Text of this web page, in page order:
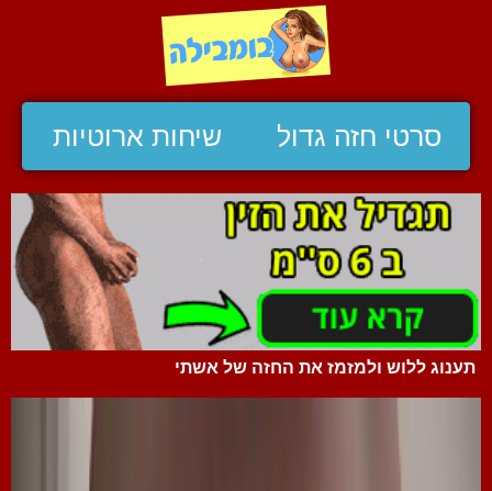
סרטי חזה גדול שיחות ארוטיות
תענוג ללוש ולמזמז את החזה של אשתי